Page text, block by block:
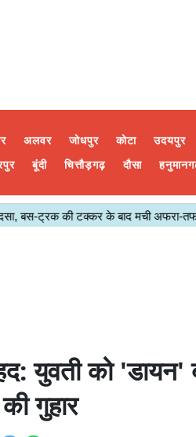
अलवर जोधपुर कोटा उदयपुर
बूंदी चित्तौड़गढ़ दौसा
युवती को 'डायन'
गुहार